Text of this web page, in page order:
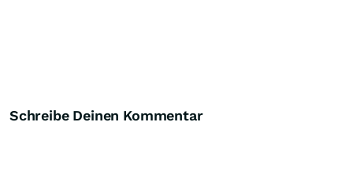
Schreibe Deinen Kommentar